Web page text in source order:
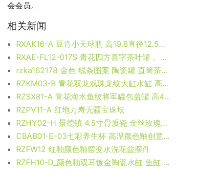
会会员。
相关新闻
RXAK16-A 豆青小天球瓶 高19.8直径12.5底径6.3重量0.9KG
RXAE-FL12-017S 青花四方喜字茶叶罐， 高21.9直径15.3口径底径重量1.82KG
rzka162178 金色 线条图案 陶瓷罐 直筒茶叶罐 糖果罐
RZKM03-B 青花双龙戏珠龙纹大缸水缸 高：36直径：37口径：底径：23重量：11.2KG
RZSX81-A 青花海水鱼纹将军罐包盖罐 高41直径33.3底径18.4重量8.75KG
RZPV11-A 红地万寿无疆宝珠坛
RZHY02-H 景德镇 4.5寸骨质瓷 金丝玫瑰高脚碗 防烫 饭碗
CBAB01-E-03七彩养生杯 高温颜色釉创意杯 品茗杯 尺寸：高 12cm 口径 8.5cm 容量 300ml
RZFW12 红釉颜色釉窑变水洗花盆摆件
RZFH10-D_颜色釉双耳镀金陶瓷水缸 鱼缸 户外庭院大花盆 大件黑色陶瓷装饰